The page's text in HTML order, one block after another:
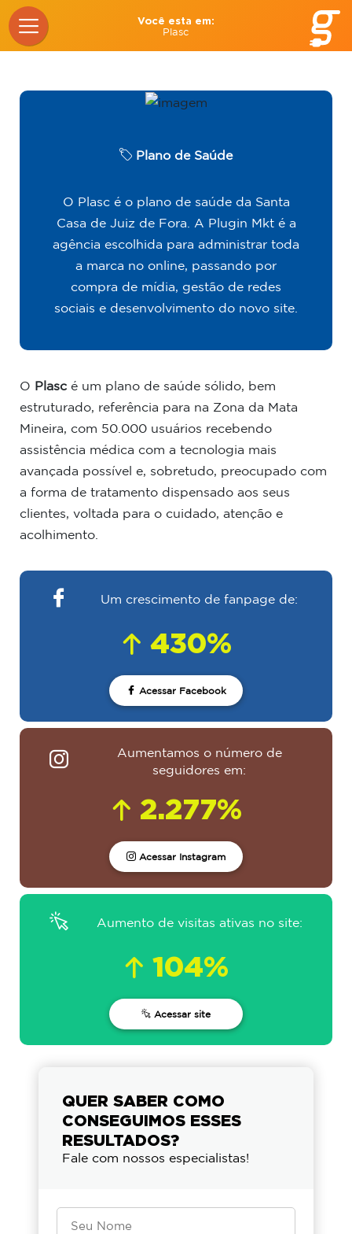
Você esta em:
Plasc
Plano de Saúde
O Plasc é o plano de saúde da Santa
Casa de Juiz de Fora. A Plugin Mkt é a
agência escolhida para administrar toda
a marca no online, passando por
compra de mídia, gestão de redes
sociais e desenvolvimento do novo site.
O Plasc é um plano de saúde sólido, bem
estruturado, referência para na Zona da Mata
Mineira, com 50.000 usuários recebendo
assistência médica com a tecnologia mais
avançada possível e, sobretudo, preocupado com
a forma de tratamento dispensado aos seus
clientes, voltada para o cuidado, atenção e
acolhimento.
Um crescimento de fanpage de:
430%
Acessar Facebook
Aumentamos o número de
seguidores em:
2.277%
Acessar Instagram
Aumento de visitas ativas no site:
104%
Acessar site
QUER SABER COMO
CONSEGUIMOS ESSES
RESULTADOS?
Fale com nossos especialistas!